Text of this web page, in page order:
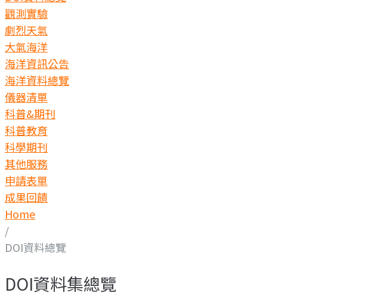
觀測實驗
劇烈天氣
大氣海洋
海洋資訊公告
海洋資料總覽
儀器清單
科普&期刊
科普教育
科學期刊
其他服務
申請表單
成果回饋
Home
/
DOI資料總覽
DOI資料集總覽​